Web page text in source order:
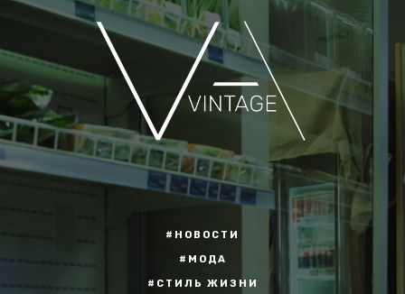
#НОВОСТИ
#МОДА
#СТИЛЬ ЖИЗНИ